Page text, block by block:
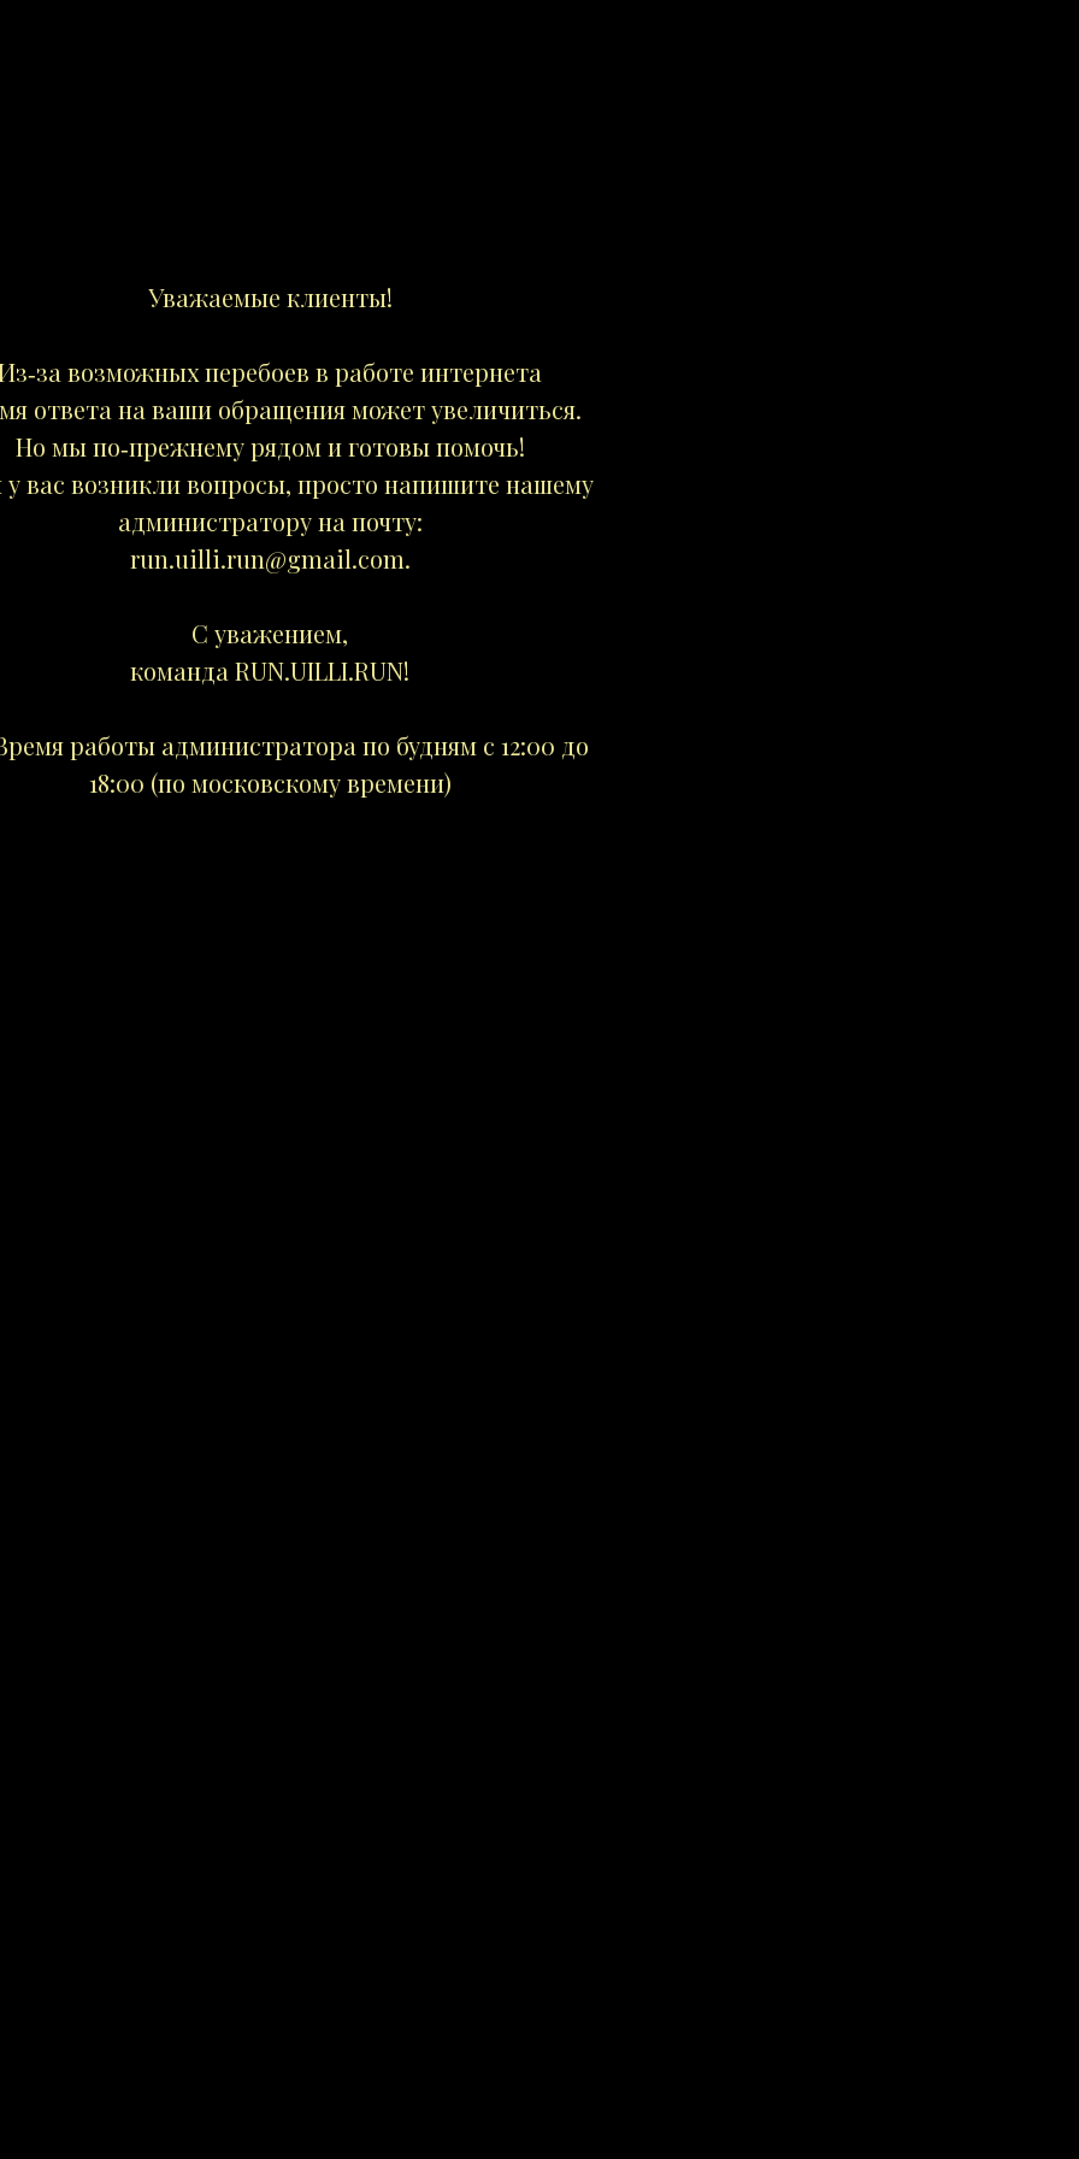
Уважаемые клиенты!
возможных перебоев в работе интернета
ответа на ваши обращения может увеличиться.
Но мы по‑прежнему рядом и готовы помочь!
у вас возникли вопросы, просто напишите нашему
администратору на почту:
run.uilli.run@gmail.com.
С уважением,
команда RUN.UILLI.RUN!
работы администратора по будням с 12:00 до
18:00 (по московскому времени)